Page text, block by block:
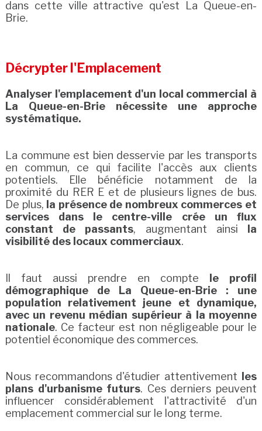
dans cette ville attractive qu'est La Queue-en-
Brie.
Décrypter l'Emplacement
Analyser l'emplacement d'un local commercial à
La Queue-en-Brie nécessite une approche
systématique.
La commune est bien desservie par les transports
en commun, ce qui facilite l'accès aux clients
potentiels. Elle bénéficie notamment de la
proximité du RER E et de plusieurs lignes de bus.
De plus, la présence de nombreux commerces et
services dans le centre-ville crée un flux
constant de passants, augmentant ainsi
la
visibilité des locaux commerciaux.
Il faut aussi prendre en compte
le profil
démographique de La Queue-en-Brie : une
population relativement jeune et dynamique,
avec un revenu médian supérieur à la moyenne
nationale. Ce facteur est non négligeable pour le
potentiel économique des commerces.
Nous recommandons d'étudier attentivement
les
plans d'urbanisme futurs. Ces derniers peuvent
influencer considérablement l'attractivité d'un
emplacement commercial sur le long terme.